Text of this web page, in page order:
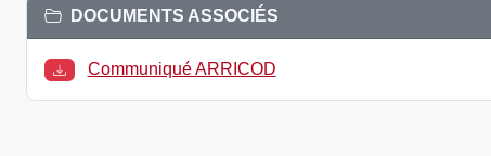
DOCUMENTS ASSOCIÉS
Communiqué ARRICOD